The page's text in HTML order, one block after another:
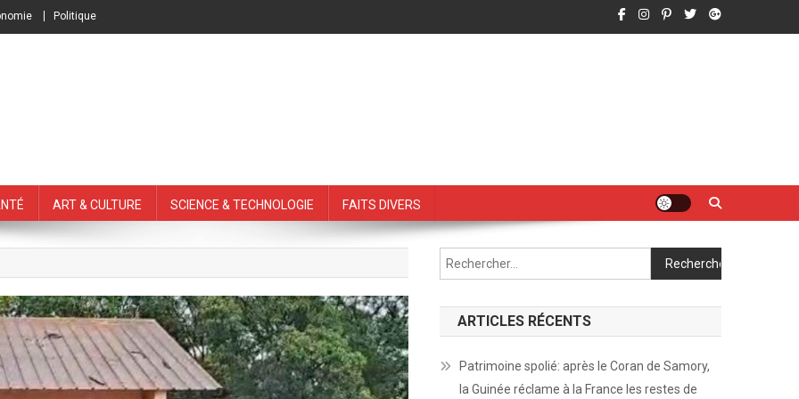
Politique
Art & Culture Science & Technologie Faits Divers
Rechercher :
ARTICLES RÉCENTS
Patrimoine spolié: après le Coran de Samory,
la Guinée réclame à la France les restes de